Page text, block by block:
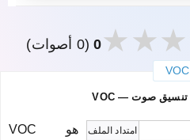
0(0 أصوات)
VOC
امتداد الملف
VOC هو